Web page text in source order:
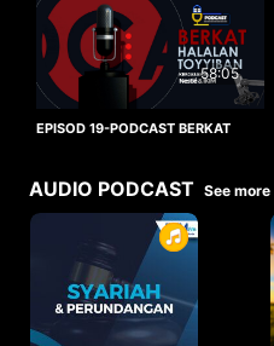
58:05
EPISOD 19-PODCAST BERKAT
AUDIO PODCAST See more